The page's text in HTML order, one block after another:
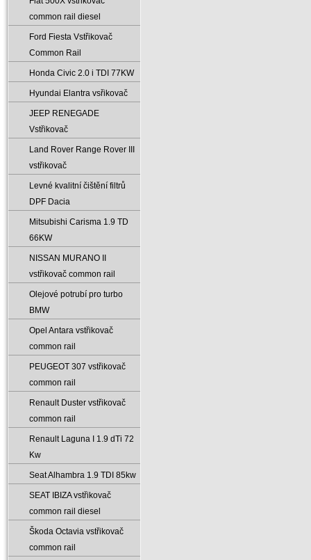
common rail diesel
Ford Fiesta Vstřikovač
Common Rail
Honda Civic 2.0 i TDI 77KW
Hyundai Elantra vsřikovač
JEEP RENEGADE
Vstřikovač
Land Rover Range Rover III
vstřikovač
Levné kvalitní čištění filtrů
DPF Dacia
Mitsubishi Carisma 1.9 TD
66KW
NISSAN MURANO II
vstřikovač common rail
Olejové potrubí pro turbo
BMW
Opel Antara vstřikovač
common rail
PEUGEOT 307 vstřikovač
common rail
Renault Duster vstřikovač
common rail
Renault Laguna I 1.9 dTi 72
Kw
Seat Alhambra 1.9 TDI 85kw
SEAT IBIZA vstřikovač
common rail diesel
Škoda Octavia vstřikovač
common rail